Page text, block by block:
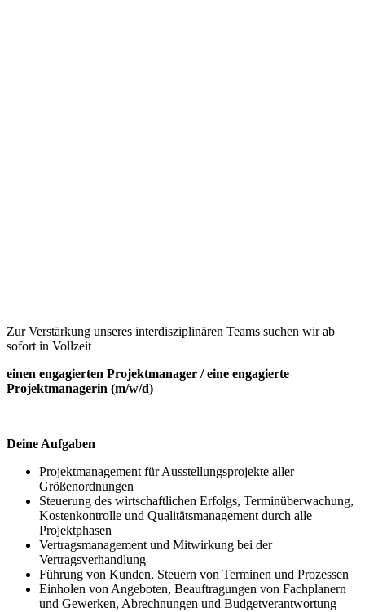
Zur Verstärkung unseres interdisziplinären Teams suchen wir ab
sofort in Vollzeit
einen engagierten Projektmanager / eine engagierte
Projektmanagerin (m/w/d)
Deine Aufgaben
Projektmanagement für Ausstellungsprojekte aller
Größenordnungen
Steuerung des wirtschaftlichen Erfolgs, Terminüberwachung,
Kostenkontrolle und Qualitätsmanagement durch alle
Projektphasen
Vertragsmanagement und Mitwirkung bei der
Vertragsverhandlung
Führung von Kunden, Steuern von Terminen und Prozessen
Einholen von Angeboten, Beauftragungen von Fachplanern
und Gewerken, Abrechnungen und Budgetverantwortung